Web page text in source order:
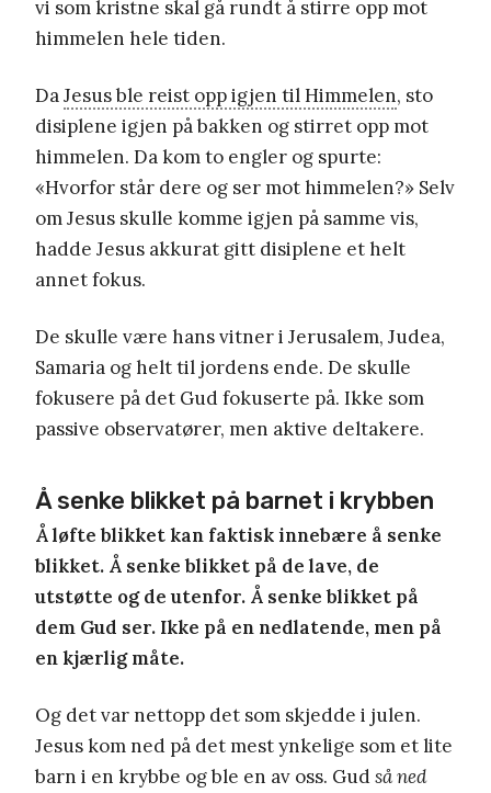
vi som kristne skal gå rundt å stirre opp mot
himmelen hele tiden.
DaJesus ble reist opp igjen til Himmelen, sto
disiplene igjen på bakken og stirret opp mot
himmelen. Da kom to engler og spurte:
«Hvorfor står dere og ser mot himmelen?» Selv
om Jesus skulle komme igjen på samme vis,
hadde Jesus akkurat gitt disiplene et helt
annet fokus.
De skulle være hans vitner i Jerusalem, Judea,
Samaria og helt til jordens ende. De skulle
fokusere på det Gud fokuserte på. Ikke som
passive observatører, men aktive deltakere.
Å senke blikket på barnet i krybben
Å løfte blikket kan faktisk innebære å senke
blikket. Å senke blikket på de lave, de
utstøtte og de utenfor. Å senke blikket på
dem Gud ser. Ikke på en nedlatende, men på
en kjærlig måte.
Og det var nettopp det som skjedde i julen.
Jesus kom ned på det mest ynkelige som et lite
barn i en krybbe og ble en av oss. Gudså ned